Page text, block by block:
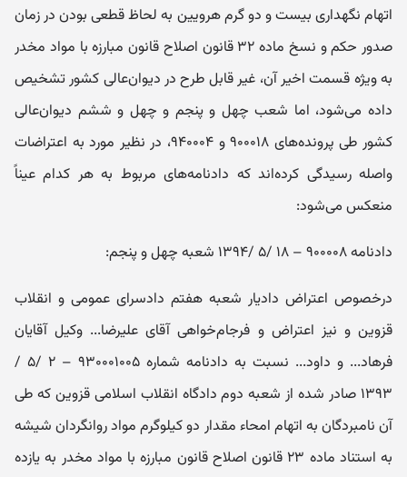
اتهام نگهداری بیست و دو گرم هرویین به ‌لحاظ قطعی بودن در زمان
صدور حکم و نسخ ماده ۳۲ قانون اصلاح قانون مبارزه با مواد مخدر
به ‌ویژه قسمت اخیر آن، غیر قابل طرح در دیوان‌عالی کشور تشخیص
داده ‌می‌شود، اما شعب چهل ‌و ‌پنجم و چهل ‌و ششم دیوان‌عالی‌
کشور طی پرونده‌های ۹۰۰۰۱۸ و ۹۴۰۰۰۴، در نظیر مورد به اعتراضات
واصله رسیدگی ‌کرده‌اند که دادنامه‌‌های مربوط به هر‌‌ کدام عیناً
منعکس می‌شود:
دادنامه ۹۰۰۰۰۸ – ۱۸ /۵ /۱۳۹۴ شعبه چهل ‌و‌ پنجم:
درخصوص اعتراض دادیار شعبه هفتم دادسرای عمومی و انقلاب
قزوین و نیز اعتراض و فرجام‌خواهی آقای ‌علیرضا... وکیل آقایان
فرهاد... و داود... نسبت به دادنامه شماره ۹۳۰۰۰۱۰۰۵ – ۲ /۵ /
۱۳۹۳ صادر شده از شعبه دوم دادگاه انقلاب اسلامی قزوین که طی
آن نامبردگان به اتهام امحاء مقدار دو کیلوگرم مواد روانگردان شیشه
به استناد ماده ۲۳ قانون اصلاح قانون مبارزه با مواد مخدر به یازده